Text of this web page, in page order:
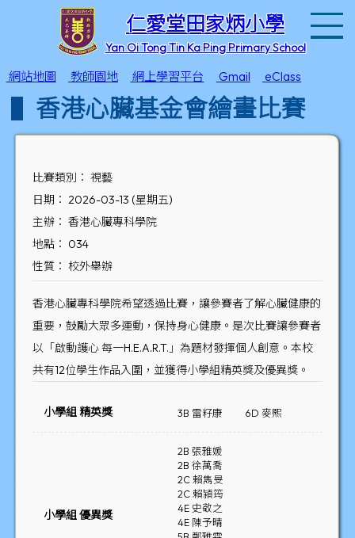
仁愛堂田家炳小學
Yan Oi Tong Tin Ka Ping Primary School
網站地圖 教師園地 網上學習平台 Gmail eClass
香港心臟基金會繪畫比賽
比賽類別： 視藝
日期： 2026-03-13 (星期五)
主辦： 香港心臟專科學院
地點： 034
性質： 校外舉辦
香港心臟專科學院希望透過比賽，讓參賽者了解心臟健康的
重要，鼓勵大眾多運動，保持身心健康。是次比賽讓參賽者
以「啟動護心 每一H.E.A.R.T.」為題材發揮個人創意。本校
共有12位學生作品入圍，並獲得小學組精英獎及優異獎。
小學組 精英獎 3B 雷籽康 6D 麥熙
小學組 優異獎
2B 張雅媛
2B 徐萬喬
2C 賴雋旻
2C 賴潁筠
4E 史敬之
4E 陳予晴